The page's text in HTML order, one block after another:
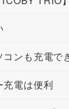
ンも充電で
充電は便利